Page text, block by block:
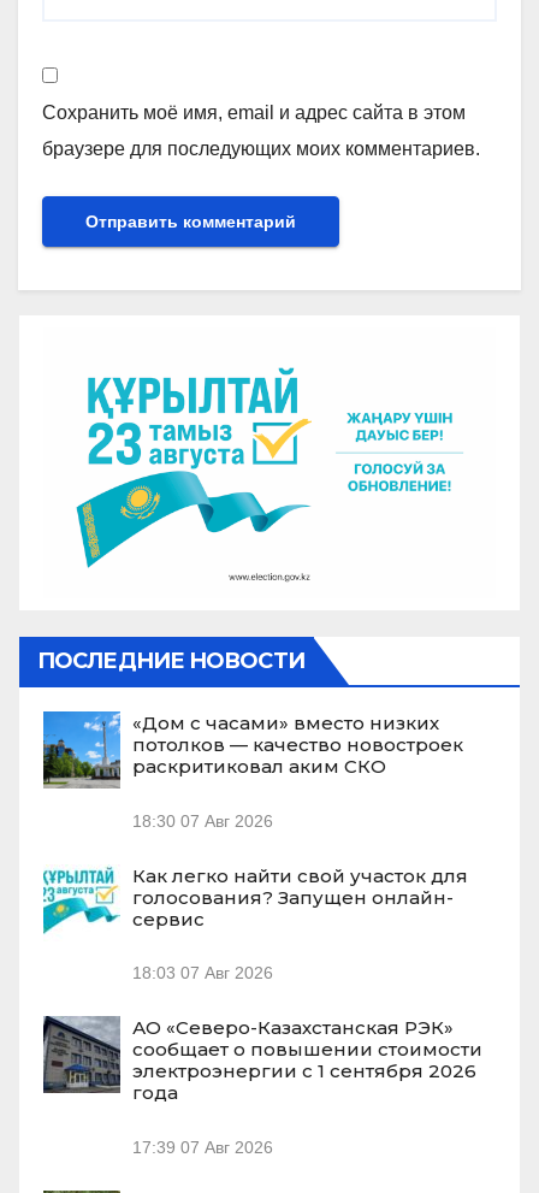
Сохранить моё имя, email и адрес сайта в этом
браузере для последующих моих комментариев.
ПОСЛЕДНИЕ НОВОСТИ
«Дом с часами» вместо низких
потолков — качество новостроек
раскритиковал аким СКО
18:30 07 Авг 2026
Как легко найти свой участок для
голосования? Запущен онлайн-
сервис
18:03 07 Авг 2026
АО «Северо-Казахстанская РЭК»
сообщает о повышении стоимости
электроэнергии с 1 сентября 2026
года
17:39 07 Авг 2026